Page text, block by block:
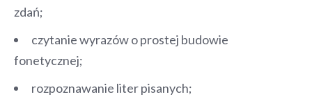
zdań;
czytanie wyrazów o prostej budowie
fonetycznej;
rozpoznawanie liter pisanych;